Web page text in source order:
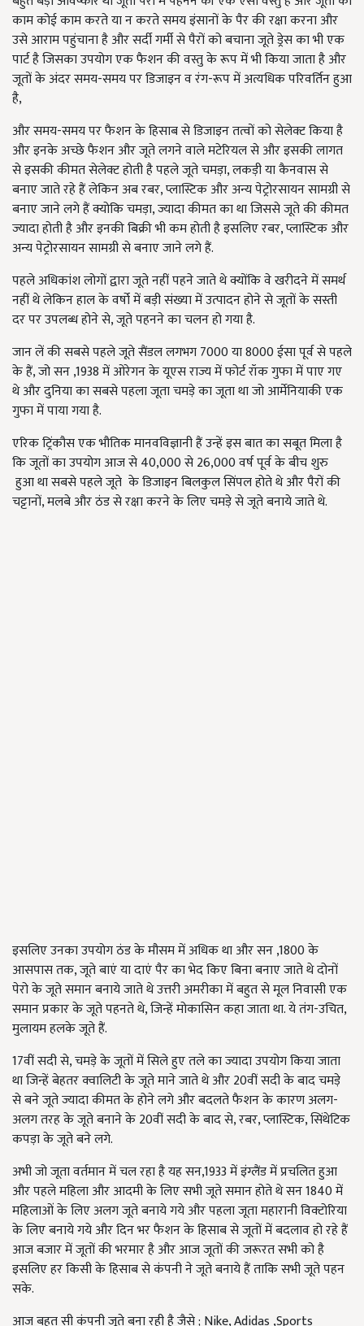
काम कोई काम करते या न करते समय इंसानों के पैर की रक्षा करना और
उसे आराम पहुंचाना है और सर्दी गर्मी से पैरों को बचाना जूते ड्रेस का भी एक
पार्ट है जिसका उपयोग एक फैशन की वस्तु के रूप में भी किया जाता है और
जूतों के अंदर समय-समय पर डिजाइन व रंग-रूप में अत्यधिक परिवर्तिन हुआ
है,
और समय-समय पर फैशन के हिसाब से डिजाइन तत्वों को सेलेक्ट किया है
और इनके अच्छे फैशन और जूते लगने वाले मटेरियल से और इसकी लागत
से इसकी कीमत सेलेक्ट होती है पहले जूते चमड़ा, लकड़ी या कैनवास से
बनाए जाते रहे हैं लेकिन अब रबर, प्लास्टिक और अन्य पेट्रोरसायन सामग्री से
बनाए जाने लगे हैं क्योकि चमड़ा, ज्यादा कीमत का था जिससे जूते की कीमत
ज्यादा होती है और इनकी बिक्री भी कम होती है इसलिए रबर, प्लास्टिक और
अन्य पेट्रोरसायन सामग्री से बनाए जाने लगे हैं.
पहले अधिकांश लोगों द्वारा जूते नहीं पहने जाते थे क्योंकि वे खरीदने में समर्थ
नहीं थे लेकिन हाल के वर्षो में बड़ी संख्या में उत्पादन होने से जूतों के सस्ती
दर पर उपलब्ध होने से, जूते पहनने का चलन हो गया है.
जान लें की सबसे पहले जूते सैंडल लगभग 7000 या 8000 ईसा पूर्व से पहले
के हैं, जो सन ,1938 में ओरेगन के यूएस राज्य में फोर्ट रॉक गुफा में पाए गए
थे और दुनिया का सबसे पहला जूता चमड़े का जूता था जो आर्मेनियाकी एक
गुफा में पाया गया है.
एरिक ट्रिंकौस एक भौतिक मानवविज्ञानी हैं उन्हें इस बात का सबूत मिला है
कि जूतों का उपयोग आज से 40,000 से 26,000 वर्ष पूर्व के बीच शुरु
हुआ था सबसे पहले जूते के डिजाइन बिलकुल सिंपल होते थे और पैरों की
चट्टानों, मलबे और ठंड से रक्षा करने के लिए चमड़े से जूते बनाये जाते थे.
इसलिए उनका उपयोग ठंड के मौसम में अधिक था और सन ,1800 के
आसपास तक, जूते बाएं या दाएं पैर का भेद किए बिना बनाए जाते थे दोनों
पेरो के जूते समान बनाये जाते थे उत्तरी अमरीका में बहुत से मूल निवासी एक
समान प्रकार के जूते पहनते थे, जिन्हें मोकासिन कहा जाता था. ये तंग-उचित,
मुलायम हलके जूते हैं.
17वीं सदी से, चमड़े के जूतों में सिले हुए तले का ज्यादा उपयोग किया जाता
था जिन्हें बेहतर क्वालिटी के जूते माने जाते थे और 20वीं सदी के बाद चमड़े
से बने जूते ज्यादा कीमत के होने लगे और बदलते फैशन के कारण अलग-
अलग तरह के जूते बनाने के 20वीं सदी के बाद से, रबर, प्लास्टिक, सिंथेटिक
कपड़ा के जूते बने लगे.
अभी जो जूता वर्तमान में चल रहा है यह सन,1933 में इंग्लैंड में प्रचलित हुआ
और पहले महिला और आदमी के लिए सभी जूते समान होते थे सन 1840 में
महिलाओं के लिए अलग जूते बनाये गये और पहला जूता महारानी विक्टोरिया
के लिए बनाये गये और दिन भर फैशन के हिसाब से जूतों में बदलाव हो रहे हैं
आज बजार में जूतों की भरमार है और आज जूतों की जरूरत सभी को है
इसलिए हर किसी के हिसाब से कंपनी ने जूते बनाये हैं ताकि सभी जूते पहन
सके.
आज बहुत सी कंपनी जूते बना रही है जैसे ; Nike, Adidas ,Sports